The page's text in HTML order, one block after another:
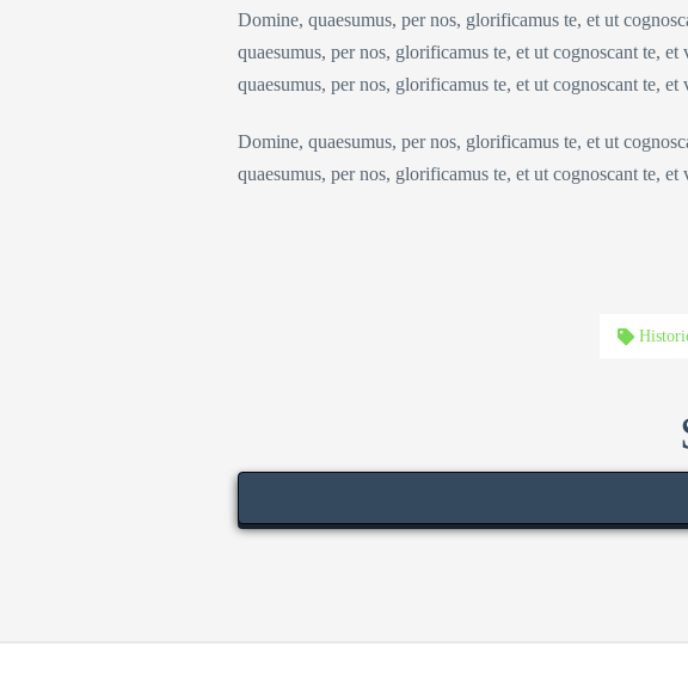
Domine, quaesumus, per nos, glorificamus te, et ut
quaesumus, per nos, glorificamus te, et ut cognoscant te,
quaesumus, per nos, glorificamus te, et ut cognoscant te,
Domine, quaesumus, per nos, glorificamus te, et ut
quaesumus, per nos, glorificamus te, et ut cognoscant te,